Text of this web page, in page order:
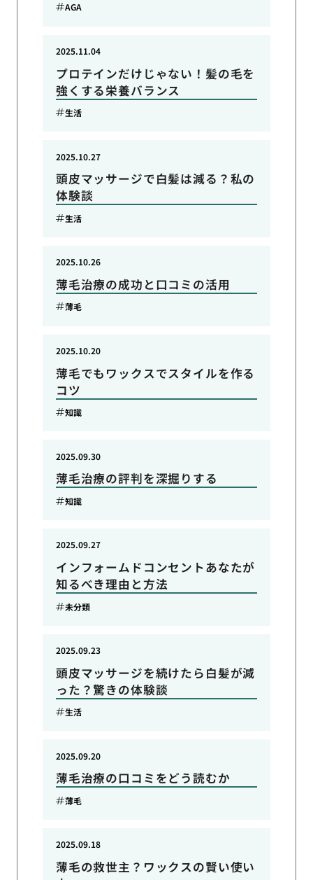
AGA
プロテインだけじゃない！髪の毛を
強くする栄養バランス
2025.11.04
生活
頭皮マッサージで白髪は減る？私の
体験談
2025.10.27
生活
薄毛治療の成功と口コミの活用
2025.10.26
薄毛
薄毛でもワックスでスタイルを作る
コツ
2025.10.20
知識
薄毛治療の評判を深掘りする
2025.09.30
知識
インフォームドコンセントあなたが
知るべき理由と方法
2025.09.27
未分類
頭皮マッサージを続けたら白髪が減
った？驚きの体験談
2025.09.23
生活
薄毛治療の口コミをどう読むか
2025.09.20
薄毛
薄毛の救世主？ワックスの賢い使い
2025.09.18